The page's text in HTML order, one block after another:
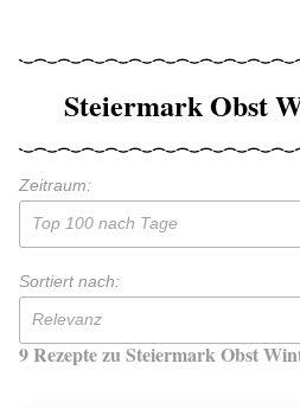
Steiermark Obst
Zeitraum:
Top 100 nach Tage
Sortiert nach:
Relevanz
9 Rezepte zu Steiermark Obst